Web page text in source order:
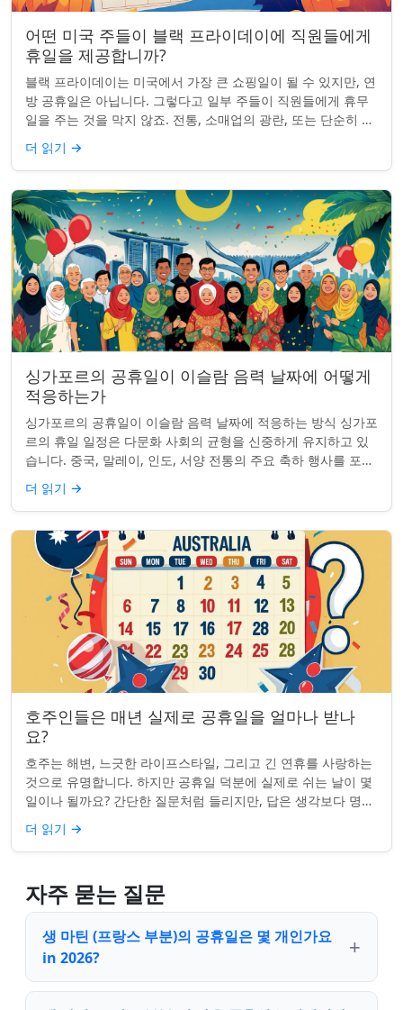
어떤 미국 주들이 블랙 프라이데이에 직원들에게
휴일을 제공합니까?
블랙 프라이데이는 미국에서 가장 큰 쇼핑일이 될 수 있지만, 연
방 공휴일은 아닙니다. 그렇다고 일부 주들이 직원들에게 휴무
일을 주는 것을 막지 않죠. 전통, 소매업의 광란, 또는 단순히 추
수감사절을 연장하는 것과 관...
더 읽기 →
싱가포르의 공휴일이 이슬람 음력 날짜에 어떻게
적응하는가
싱가포르의 공휴일이 이슬람 음력 날짜에 적응하는 방식 싱가포
르의 휴일 일정은 다문화 사회의 균형을 신중하게 유지하고 있
습니다. 중국, 말레이, 인도, 서양 전통의 주요 축하 행사를 포함
하여, 나라의 다양성을 반영합니...
더 읽기 →
호주인들은 매년 실제로 공휴일을 얼마나 받나
요?
호주는 해변, 느긋한 라이프스타일, 그리고 긴 연휴를 사랑하는
것으로 유명합니다. 하지만 공휴일 덕분에 실제로 쉬는 날이 몇
일이나 될까요? 간단한 질문처럼 들리지만, 답은 생각보다 명확
하지 않을 수 있습니다. 거주...
더 읽기 →
자주 묻는 질문
생 마틴 (프랑스 부분)의 공휴일은 몇 개인가요
in 2026?